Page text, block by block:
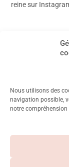
Nous utilisons des
navigation possible,
notre compréhension
reine sur
Métro